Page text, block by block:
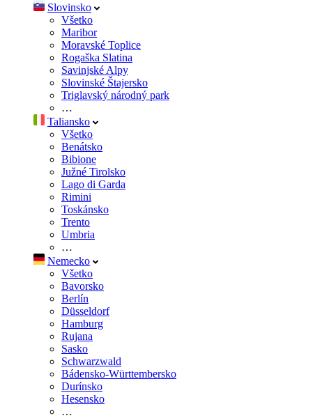
Slovinsko
Všetko
Maribor
Moravské Toplice
Rogaška Slatina
Savinjské Alpy
Slovinské Štajersko
Triglavský národný park
…
Taliansko
Všetko
Benátsko
Bibione
Južné Tirolsko
Lago di Garda
Rimini
Toskánsko
Trento
Umbria
…
Nemecko
Všetko
Bavorsko
Berlín
Düsseldorf
Hamburg
Rujana
Sasko
Schwarzwald
Bádensko-Württembersko
Durínsko
Hesensko
…